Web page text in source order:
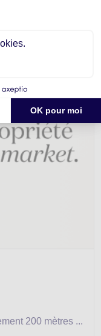
200 mètres ...